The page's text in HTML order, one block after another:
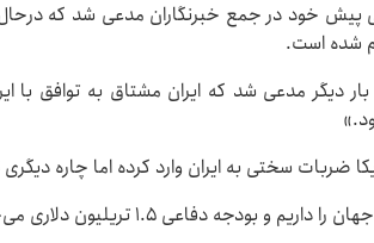
پیش خود در جمع خبرنگاران مدعی شد که درحال
شده است.
دیگر مدعی شد که ایران مشتاق به توافق با
ضربات سختی به ایران وارد کرده اما چاره
بودجه دفاعی ۱.۵ تریلیون دلاری می‌خواهیم.